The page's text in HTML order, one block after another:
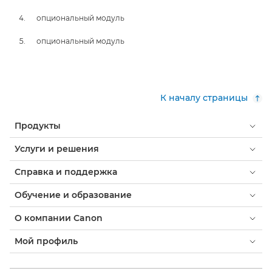
опциональный модуль
опциональный модуль
К началу страницы
Продукты
Услуги и решения
Справка и поддержка
Обучение и образование
О компании Canon
Мой профиль